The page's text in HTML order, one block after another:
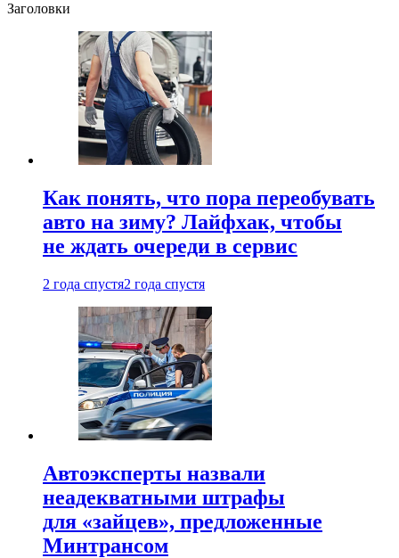
Заголовки
Как понять, что пора переобувать
авто на зиму? Лайфхак, чтобы
не ждать очереди в сервис
2 года спустя2 года спустя
Автоэксперты назвали
неадекватными штрафы
для «зайцев», предложенные
Минтрансом